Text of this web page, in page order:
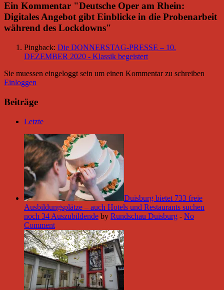
Ein Kommentar "Deutsche Oper am Rhein:
Digitales Angebot gibt Einblicke in die Probenarbeit
während des Lockdowns"
Pingback: Die DONNERSTAG-PRESSE – 10.
DEZEMBER 2020 - Klassik begeistert
Sie muessen eingeloggt sein um einen Kommentar zu schreiben
Einloggen
Beiträge
Letzte
Duisburg bietet 733 freie
Ausbildungsplätze – auch Hotels und Restaurants suchen
noch 34 Auszubildende by Rundschau Duisburg - No
Comment